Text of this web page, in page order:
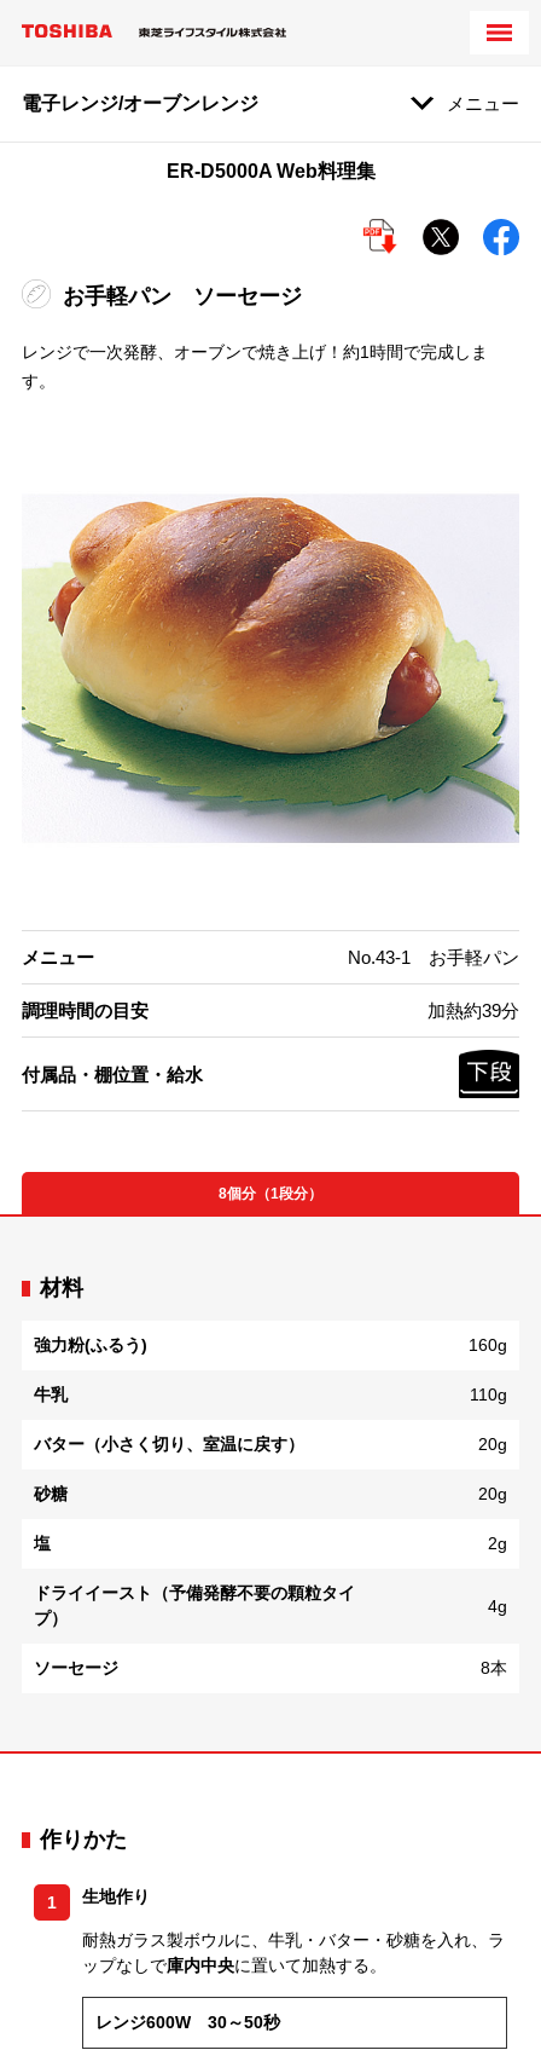
電子レンジ/オーブンレンジ メニュー
ER-D5000A Web料理集
お手軽パン ソーセージ
レンジで一次発酵、オーブンで焼き上げ！約1時間で完成しま
す。
メニュー No.43-1 お手軽パン
調理時間の目安 加熱約39分
付属品・棚位置・給水
8個分（1段分）
材料
強力粉(ふるう) 160g
牛乳 110g
バター（小さく切り、室温に戻す） 20g
砂糖 20g
塩 2g
ドライイースト（予備発酵不要の顆粒タイ
プ）
4g
ソーセージ 8本
作りかた
1 生地作り
耐熱ガラス製ボウルに、牛乳・バター・砂糖を入れ、ラ
ップなしで庫内中央に置いて加熱する。
レンジ600W 30～50秒